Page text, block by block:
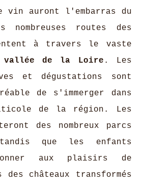
vin auront l'embarras du
nombreuses routes des
à travers le vaste
vallée de la Loire . Les
et dégustations sont
de s'immerger dans
de la région. Les
des nombreux parcs
que les enfants
aux plaisirs de
des châteaux transformés